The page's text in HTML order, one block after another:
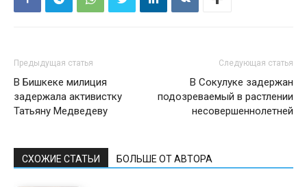
Предыдущая статья
В Бишкеке милиция
задержала активистку
Татьяну Медведеву
Следующая статья
В Сокулуке задержан
подозреваемый в растлении
несовершеннолетней
СХОЖИЕ СТАТЬИ БОЛЬШЕ ОТ АВТОРА